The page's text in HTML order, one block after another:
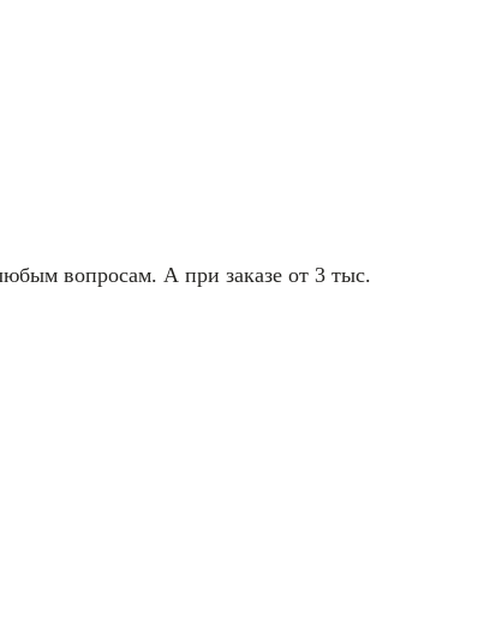
вопросам. А при заказе от 3 тыс.